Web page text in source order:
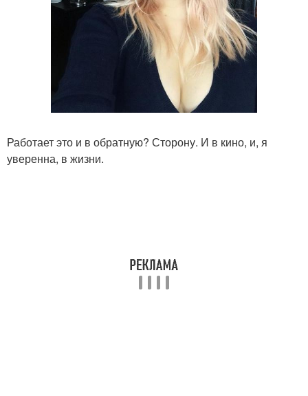
Работает это и в обратную? Сторону. И в кино, и, я
уверенна, в жизни.